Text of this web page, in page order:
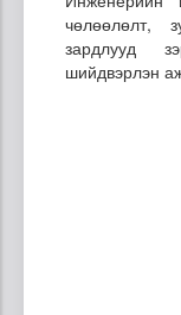
чөлөөлөлт,
зардлууд
шийдвэрлэн